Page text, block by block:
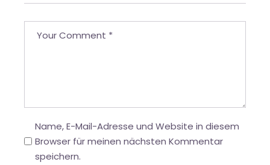
Name, E-Mail-Adresse und Website in diesem
Browser für meinen nächsten Kommentar
speichern.